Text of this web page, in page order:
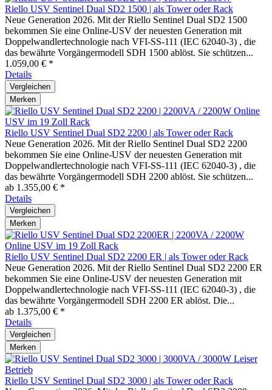
Riello USV Sentinel Dual SD2 1500 | als Tower oder Rack
Neue Generation 2026. Mit der Riello Sentinel Dual SD2 1500
bekommen Sie eine Online-USV der neuesten Generation mit
Doppelwandlertechnologie nach VFI-SS-111 (IEC 62040-3) , die
das bewährte Vorgängermodell SDH 1500 ablöst. Sie schützen...
1.059,00 € *
Details
Vergleichen
Merken
Riello USV Sentinel Dual SD2 2200 | als Tower oder Rack
Neue Generation 2026. Mit der Riello Sentinel Dual SD2 2200
bekommen Sie eine Online-USV der neuesten Generation mit
Doppelwandlertechnologie nach VFI-SS-111 (IEC 62040-3) , die
das bewährte Vorgängermodell SDH 2200 ablöst. Sie schützen...
ab 1.355,00 € *
Details
Vergleichen
Merken
Riello USV Sentinel Dual SD2 2200 ER | als Tower oder Rack
Neue Generation 2026. Mit der Riello Sentinel Dual SD2 2200 ER
bekommen Sie eine Online-USV der neuesten Generation mit
Doppelwandlertechnologie nach VFI-SS-111 (IEC 62040-3) , die
das bewährte Vorgängermodell SDH 2200 ER ablöst. Die...
ab 1.375,00 € *
Details
Vergleichen
Merken
Riello USV Sentinel Dual SD2 3000 | als Tower oder Rack